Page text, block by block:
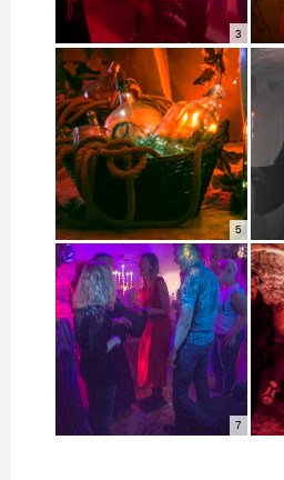
3
5
7